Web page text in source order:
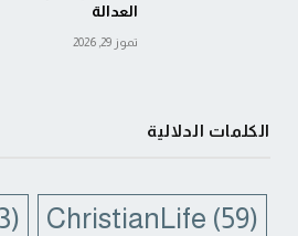
العدالة
تموز 29, 2026
الكلمات الدلالية
ChristianLife (59)